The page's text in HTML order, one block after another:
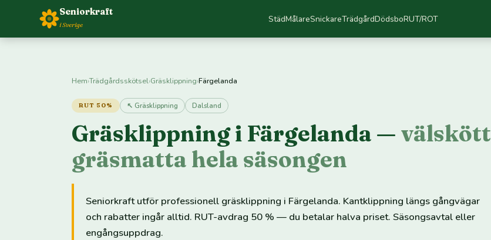
Seniorkraft
i Sverige StädMålareSnickareTrädgårdDödsboRUT/ROT
Hem›Trädgårdsskötsel›Gräsklippning›Färgelanda
RUT 50% ↖ Gräsklippning Dalsland
Gräsklippning i Färgelanda — välskött
gräsmatta hela säsongen
Seniorkraft utför professionell gräsklippning i Färgelanda. Kantklippning längs gångvägar
och rabatter ingår alltid. RUT-avdrag 50 % — du betalar halva priset. Säsongsavtal eller
engångsuppdrag.